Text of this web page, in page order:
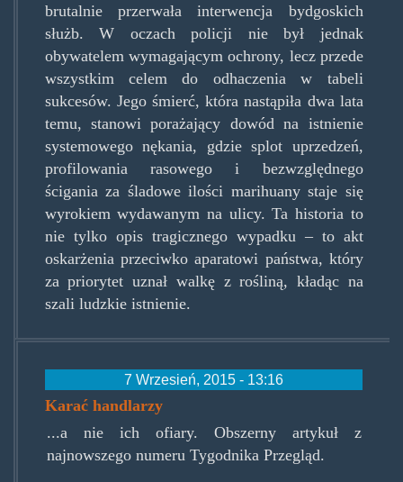
brutalnie przerwała interwencja bydgoskich
służb. W oczach policji nie był jednak
obywatelem wymagającym ochrony, lecz przede
wszystkim celem do odhaczenia w tabeli
sukcesów. Jego śmierć, która nastąpiła dwa lata
temu, stanowi porażający dowód na istnienie
systemowego nękania, gdzie splot uprzedzeń,
profilowania rasowego i bezwzględnego
ścigania za śladowe ilości marihuany staje się
wyrokiem wydawanym na ulicy. Ta historia to
nie tylko opis tragicznego wypadku – to akt
oskarżenia przeciwko aparatowi państwa, który
za priorytet uznał walkę z rośliną, kładąc na
szali ludzkie istnienie.
7 Wrzesień, 2015 - 13:16
Karać handlarzy
...a nie ich ofiary. Obszerny artykuł z
najnowszego numeru Tygodnika Przegląd.